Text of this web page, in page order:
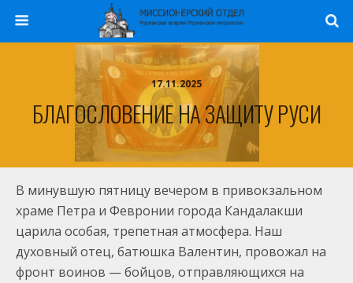
17.11.2025
БЛАГОСЛОВЕНИЕ НА ЗАЩИТУ РУСИ
В минувшую пятницу вечером в привокзальном
храме Петра и Февронии города Кандалакши
царила особая, трепетная атмосфера. Наш
духовный отец, батюшка Валентин, провожал на
фронт воинов — бойцов, отправляющихся на